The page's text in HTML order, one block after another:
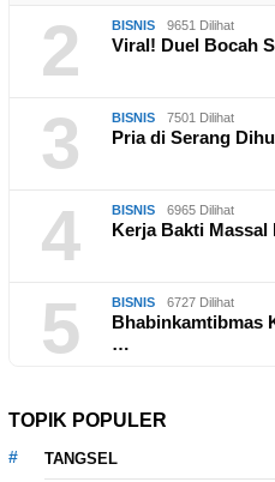
2 BISNIS 9651 Dilihat
Viral! Duel Bocah
3 BISNIS 7501 Dilihat
Pria di Serang
4 BISNIS 6965 Dilihat
Kerja Bakti Massal
5 BISNIS 6727 Dilihat
Bhabinkamtibmas
…
TOPIK POPULER
TANGSEL